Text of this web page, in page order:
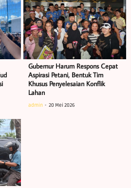
Gubernur Harum Respons Cepat
Aspirasi Petani, Bentuk Tim
Khusus Penyelesaian Konflik
Lahan
admin 20 Mei 2026